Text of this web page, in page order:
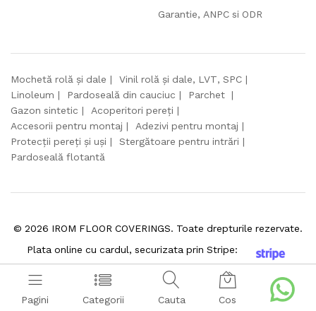
Pagini Categorii Cauta Cos
Garantie, ANPC si ODR
Mochetă rolă și dale
Vinil rolă și dale, LVT, SPC
Linoleum
Pardoseală din cauciuc
Parchet
Gazon sintetic
Acoperitori pereți
Accesorii pentru montaj
Adezivi pentru montaj
Protecții pereți și uși
Stergătoare pentru intrări
Pardoseală flotantă
© 2026 IROM FLOOR COVERINGS. Toate drepturile rezervate.
Plata online cu cardul, securizata prin Stripe: